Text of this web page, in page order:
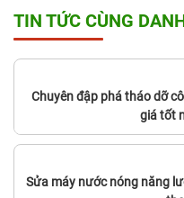
TIN TỨC CÙNG
Chuyên đập phá tháo dỡ
giá tốt
Sửa máy nước nóng năng